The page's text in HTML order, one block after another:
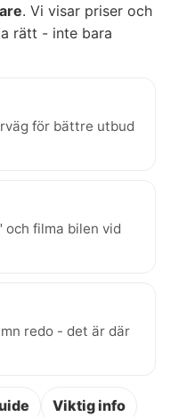
. Vi visar priser och
rätt - inte bara
för bättre utbud
filma bilen vid
redo - det är där
Viktig info